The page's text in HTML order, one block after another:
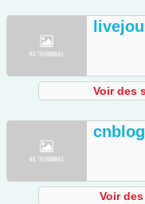
Voir des
Voir